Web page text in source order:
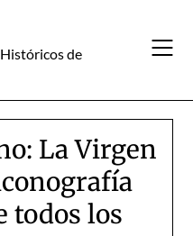
de
La Virgen
todos los